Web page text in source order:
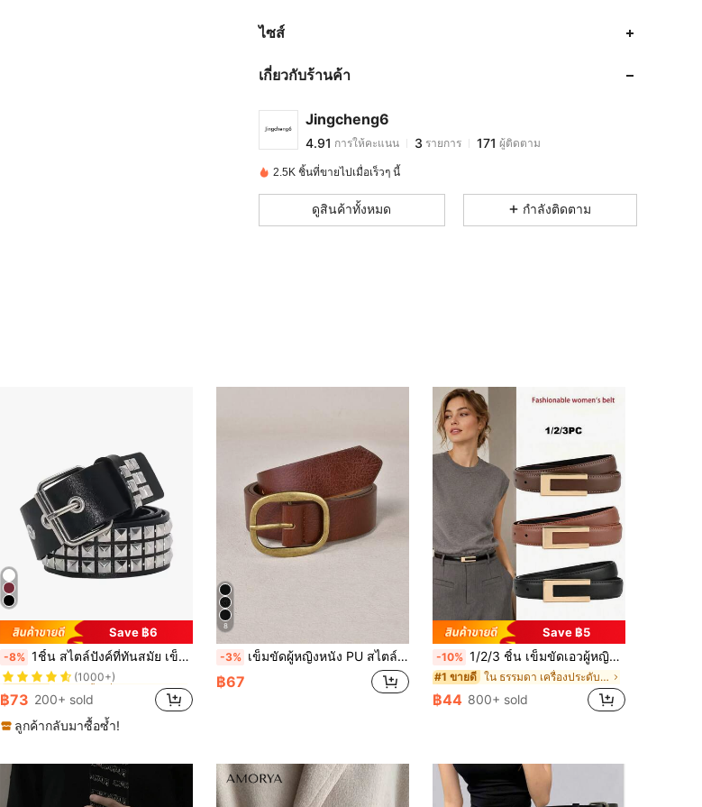
ไซส์
เกี่ยวกับร้านค้า
Jingcheng6
4.91
4.91
4.91
การให้คะแนน 3 171 ผู้ติดตาม
l***dตาม1 วันที่ผ่านมา
4.91
4.91
3
171
4.91
2.5K ชิ้นที่ขายไปเมื่อเร็วๆ นี้
ดูสินค้าทั้งหมด กำลังติดตาม
Save ฿6
-8% 1ชิ้น สไตล์ปังค์ที่ทันสมัย เข็มขัดเดรสประดับด้วยหมุด ใช้ได้หลากหลาย เหมาะสำหรับใส่ในช่วงฤดูร้อน โรงเรียน ฤดูใบไม้ร่วง และวันฮาโลวีน
#4 ขายดี
ใน ปาร์ตี้ เครื่องประดับเข็มขัดและเข็มขัดผู้หญิง
(1000+)
#4 ขายดี
(1000+)
#4 ขายดี
(1000+)
#4 ขายดี
ใน ปาร์ตี้ เครื่องประดับเข็มขัดและเข็มขัดผู้หญิง
(1000+)
฿73 200+ sold
ลูกค้ากลับมาซื้อซ้ำ!
8
-3% เข็มขัดผู้หญิงหนัง PU สไตล์มินิมอลแฟชั่นอเนกประสงค์ 1 ชิ้น
฿67
Save ฿5
-10% 1/2/3 ชิ้น เข็มขัดเอวผู้หญิงสไตล์มินิมอลแฟชั่น วัสดุอัลลอยคุณภาพสูง สีพื้น อุปกรณ์เสริมที่หรูหรา เหมาะสำหรับผู้หญิงวัยรุ่นถึงวัยกลางคน เพื่อเสริมเสน่ห์ความเป็นผู้หญิง หัวเข็มขัดรูปตัว U ทำด้วยมือ เข็มขัดเอวบาง สามารถจับคู่กับกางเกงและกระโปรงคลาสสิก เหมาะสำหรับฤดูร้อน การสวมใส่ประจำวันในสำนักงาน วิทยาเขต การสวมใส่ประจำวัน แฟชั่นกลางแจ้ง วันหยุด กีฬา การเดินทาง สไตล์ถนน และชุดตามฤดูกาลในวิทยาเขต
#1 ขายดี ใน ธรรมดา เครื่องประดับเข็มขัดและเข็มขัดผู้หญิง
฿44 800+ sold